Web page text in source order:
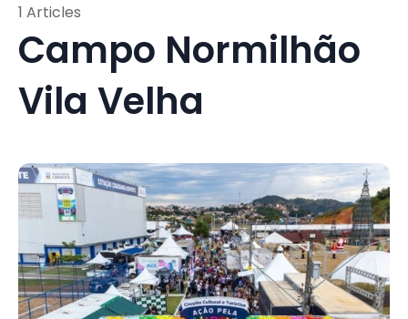
Campo Normilhão
Vila Velha
1 Articles